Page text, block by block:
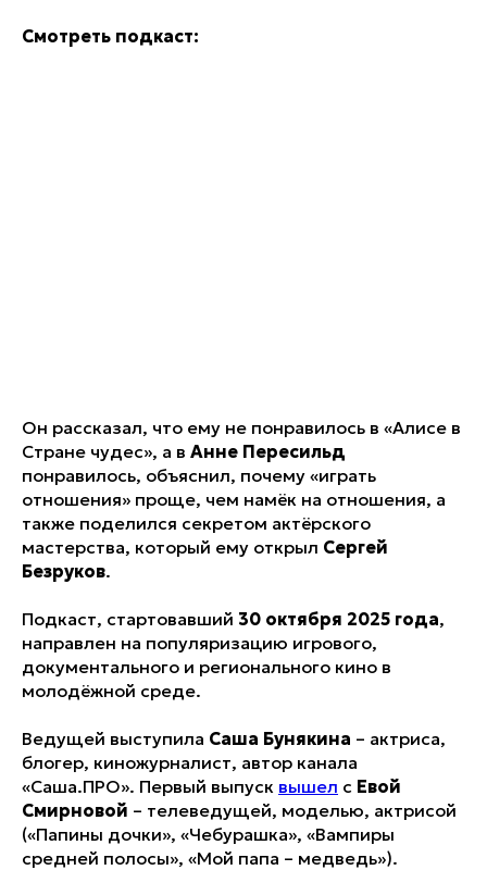
Смотреть подкаст:
Он рассказал, что ему не понравилось в «Алисе в
Стране чудес», а в Анне Пересильд
понравилось, объяснил, почему «играть
отношения» проще, чем намёк на отношения, а
также поделился секретом актёрского
мастерства, который ему открыл Сергей
Безруков.
Подкаст, стартовавший 30 октября 2025 года,
направлен на популяризацию игрового,
документального и регионального кино в
молодёжной среде.
Ведущей выступила Саша Бунякина – актриса,
блогер, киножурналист, автор канала
«Саша.ПРО». Первый выпуск вышел с Евой
Смирновой – телеведущей, моделью, актрисой
(«Папины дочки», «Чебурашка», «Вампиры
средней полосы», «Мой папа – медведь»).